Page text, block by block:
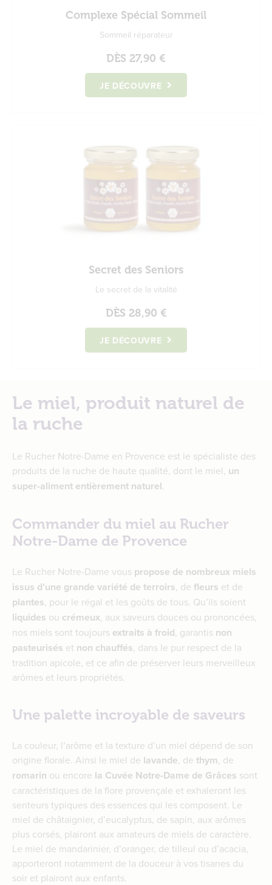
Complexe Spécial Sommeil
Sommeil réparateur
DÈS 27,90 €
JE DÉCOUVRE
Secret des Seniors
Le secret de la vitalité
DÈS 28,90 €
JE DÉCOUVRE
Le miel, produit naturel de
la ruche
Le Rucher Notre-Dame en Provence est le spécialiste des
produits de la ruche de haute qualité, dont le miel, un
super-aliment entièrement naturel.
Commander du miel au Rucher
Notre-Dame de Provence
Le Rucher Notre-Dame vous propose de nombreux miels
issus d’une grande variété de terroirs, de fleurs et de
plantes, pour le régal et les goûts de tous. Qu’ils soient
liquides ou crémeux, aux saveurs douces ou prononcées,
nos miels sont toujours extraits à froid, garantis non
pasteurisés et non chauffés, dans le pur respect de la
tradition apicole, et ce afin de préserver leurs merveilleux
arômes et leurs propriétés.
Une palette incroyable de saveurs
La couleur, l’arôme et la texture d’un miel dépend de son
origine florale. Ainsi le miel de lavande, de thym, de
romarin ou encore la Cuvée Notre-Dame de Grâces sont
caractéristiques de la flore provençale et exhaleront les
senteurs typiques des essences qui les composent. Le
miel de châtaignier, d’eucalyptus, de sapin, aux arômes
plus corsés, plairont aux amateurs de miels de caractère.
Le miel de mandarinier, d’oranger, de tilleul ou d’acacia,
apporteront notamment de la douceur à vos tisanes du
soir et plairont aux enfants.